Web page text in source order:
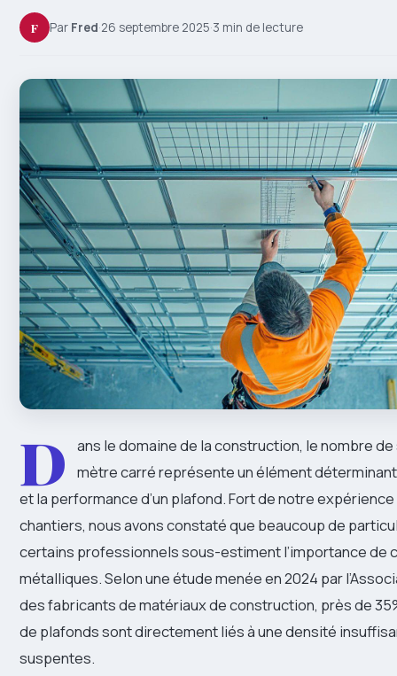
F Par Fred·26 septembre 2025·3 min de lecture
D
ans le domaine de la construction, le nombre
mètre carré représente un élément
et la performance d’un plafond. Fort de notre
chantiers, nous avons constaté que beaucoup de
certains professionnels sous-estiment l’importance de
métalliques. Selon une étude menée en 2024 par
des fabricants de matériaux de construction, près de
de plafonds sont directement liés à une densité
suspentes.